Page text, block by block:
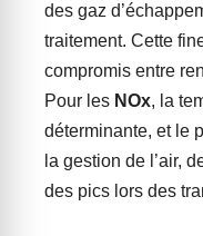
des gaz
traitement. Cette
compromis entre
Pour les NOx, la
déterminante, et le
la gestion de l’air,
des pics lors des